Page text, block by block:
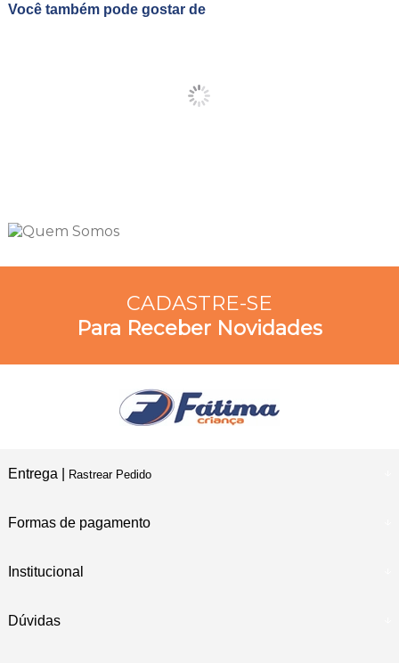
Você também pode gostar de
CADASTRE-SE
Para Receber Novidades
Entrega | Rastrear Pedido
Formas de pagamento
Institucional
Dúvidas